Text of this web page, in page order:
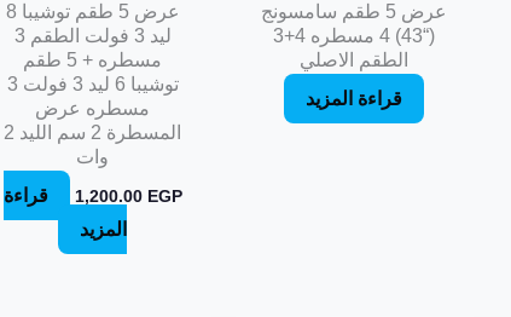
عرض 5 طقم سامسونج
(“43) 4 مسطره 4+3
الطقم الاصلي
قراءة المزيد
عرض 5 طقم توشيبا 8
ليد 3 فولت الطقم 3
مسطره + 5 طقم
توشيبا 6 ليد 3 فولت 3
مسطره عرض
المسطرة 2 سم الليد 2
وات
1,200.00 EGP
قراءة
المزيد